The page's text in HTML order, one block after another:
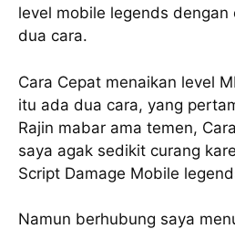
level mobile legends dengan
dua cara.
Cara Cepat menaikan level
itu ada dua cara, yang
Rajin mabar ama temen,
saya agak sedikit curang
Script Damage Mobile
Namun berhubung saya